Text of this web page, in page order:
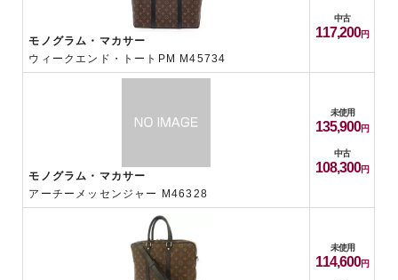
モノグラム・マカサー
ウィークエンド・トートPM M45734
中古
117,200
モノグラム・マカサー
アーチーメッセンジャー M46328
未使用
135,900
中古
108,300
未使用
114,600